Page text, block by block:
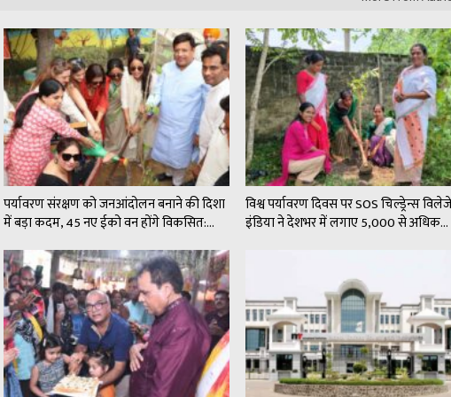
पर्यावरण संरक्षण को जनआंदोलन बनाने की दिशा
में बड़ा कदम, 45 नए ईको वन होंगे विकसित:…
विश्व पर्यावरण दिवस पर SOS चिल्ड्रेन्स
इंडिया ने देशभर में लगाए 5,000 से अधिक…